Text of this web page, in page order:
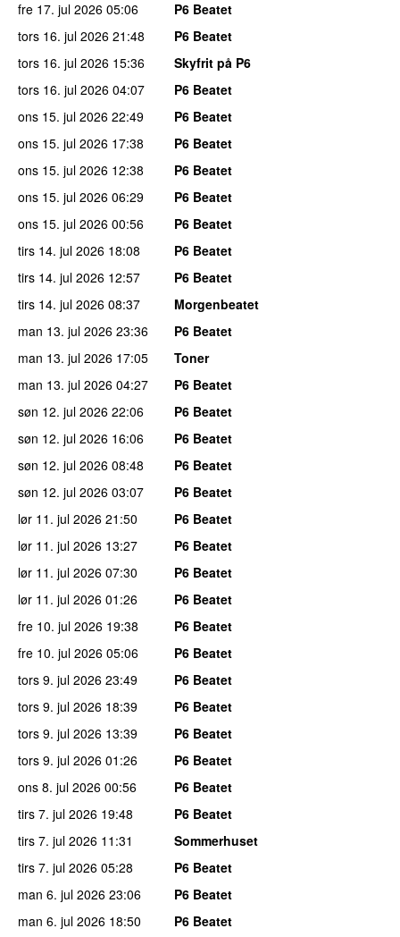
fre 17. jul 2026 05:06
P6 Beatet
tors 16. jul 2026 21:48
P6 Beatet
tors 16. jul 2026 15:36
Skyfrit på P6
tors 16. jul 2026 04:07
P6 Beatet
ons 15. jul 2026 22:49
P6 Beatet
ons 15. jul 2026 17:38
P6 Beatet
ons 15. jul 2026 12:38
P6 Beatet
ons 15. jul 2026 06:29
P6 Beatet
ons 15. jul 2026 00:56
P6 Beatet
tirs 14. jul 2026 18:08
P6 Beatet
tirs 14. jul 2026 12:57
P6 Beatet
tirs 14. jul 2026 08:37
Morgenbeatet
man 13. jul 2026 23:36
P6 Beatet
man 13. jul 2026 17:05
Toner
man 13. jul 2026 04:27
P6 Beatet
søn 12. jul 2026 22:06
P6 Beatet
søn 12. jul 2026 16:06
P6 Beatet
søn 12. jul 2026 08:48
P6 Beatet
søn 12. jul 2026 03:07
P6 Beatet
lør 11. jul 2026 21:50
P6 Beatet
lør 11. jul 2026 13:27
P6 Beatet
lør 11. jul 2026 07:30
P6 Beatet
lør 11. jul 2026 01:26
P6 Beatet
fre 10. jul 2026 19:38
P6 Beatet
fre 10. jul 2026 05:06
P6 Beatet
tors 9. jul 2026 23:49
P6 Beatet
tors 9. jul 2026 18:39
P6 Beatet
tors 9. jul 2026 13:39
P6 Beatet
tors 9. jul 2026 01:26
P6 Beatet
ons 8. jul 2026 00:56
P6 Beatet
tirs 7. jul 2026 19:48
P6 Beatet
tirs 7. jul 2026 11:31
Sommerhuset
tirs 7. jul 2026 05:28
P6 Beatet
man 6. jul 2026 23:06
P6 Beatet
man 6. jul 2026 18:50
P6 Beatet